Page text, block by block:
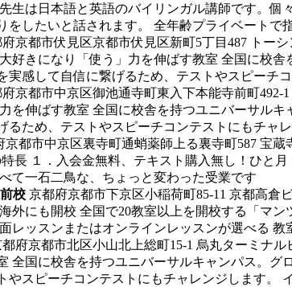
先生は日本語と英語のバイリンガル講師です。
をしたいと話されます。 全年齢プライベートで
京都市伏見区京都市伏見区新町5丁目487 トー
好きになり「使う」力を伸ばす教室 全国に校
実感して自信に繋げるため、テストやスピー
府京都市中京区御池通寺町東入下本能寺前町
を伸ばす教室 全国に校舎を持つユニバーサル
るため、テストやスピーチコンテストにもチャ
京都市中京区裏寺町通蛸薬師上る裏寺町587 宝蔵
長 １．入会金無料、テキスト購入無し！ひと
て一石二鳥な、ちょっと変わった受業です
校 京都府京都市下京区小稲荷町85-11 京都高倉
外にも開校 全国で20教室以上を開校する「マ
レッスンまたはオンラインレッスンが選べる
都府京都市北区小山北上総町15-1 烏丸ターミナル
全国に校舎を持つユニバーサルキャンパス。
やスピーチコンテストにもチャレンジします。